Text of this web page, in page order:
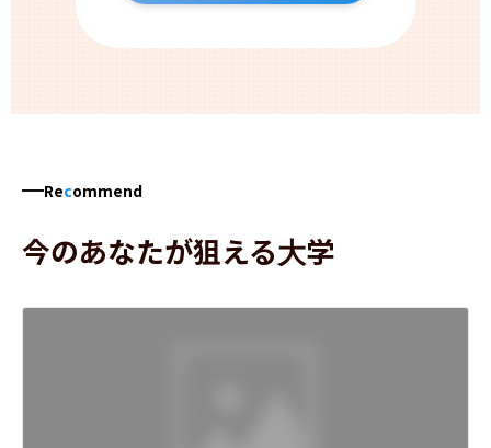
Recommend
今のあなたが狙える大学